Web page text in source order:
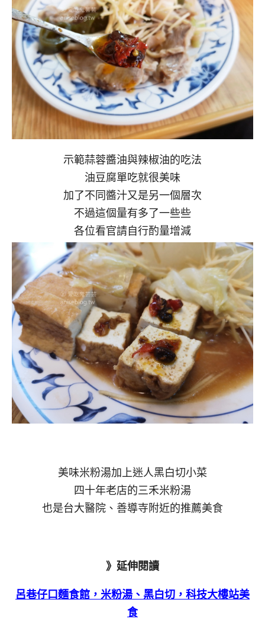
示範蒜蓉醬油與辣椒油的吃法
油豆腐單吃就很美味
加了不同醬汁又是另一個層次
不過這個量有多了一些些
各位看官請自行酌量增減
美味米粉湯加上迷人黑白切小菜
四十年老店的三禾米粉湯
也是台大醫院、善導寺附近的推薦美食
》延伸閱讀
呂巷仔口麵食館，米粉湯、黑白切，科技大樓站美
食